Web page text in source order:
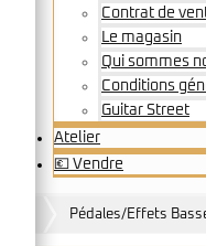
Contrat de
Le magasin
Qui sommes
Conditions
Guitar Street
Atelier
💶 Vendre
Pédales/Effets